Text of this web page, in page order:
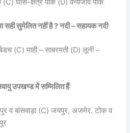
(C) घास-क्षेत्र पार्क (D) वन्यजीव पार्क
सही सुमेलित नहीं है ? नदी – सहायक नदी
(C) माही – साबरमती (D) लूनी –
उपखण्ड में सम्मिलित हैं
व बांसवाड़ा (C) जयपुर, अजमेर. टोक व